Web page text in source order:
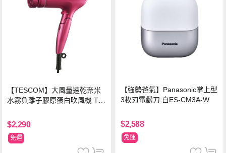
【TESCOM】大風量速乾奈米
水霧負離子膠原蛋白吹風機 TC
W
$2,290
免運
【強勢爸氣】Panasonic掌上型
3枚刃電鬍刀 白ES-CM3A-W
$2,588
免運